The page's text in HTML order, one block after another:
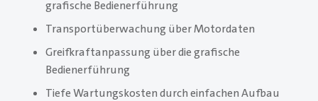
grafische Bedienerführung
Transportüberwachung über Motordaten
Greifkraftanpassung über die grafische
Bedienerführung
Tiefe Wartungskosten durch einfachen Aufbau